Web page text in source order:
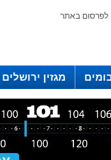
לפרסום באתר
מגזין ירושלים